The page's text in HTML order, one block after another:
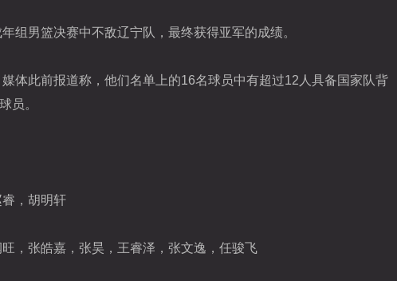
组男篮决赛中不敌辽宁队，最终获得亚军的成绩。
体此前报道称，他们名单上的16名球员中有超过12人具备国家队背
员。
，胡明轩
，张皓嘉，张昊，王睿泽，张文逸，任骏飞